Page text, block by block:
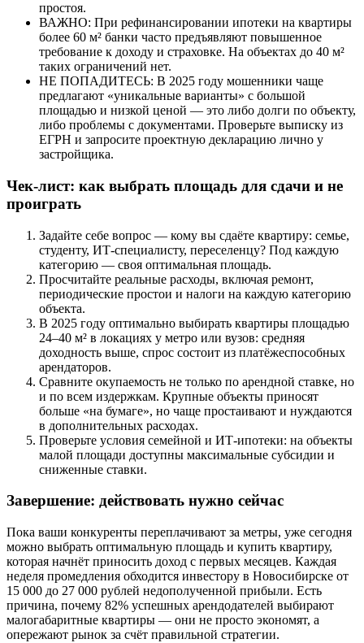
простоя.
ВАЖНО: При рефинансировании ипотеки на квартиры
более 60 м² банки часто предъявляют повышенное
требование к доходу и страховке. На объектах до 40 м²
таких ограничений нет.
НЕ ПОПАДИТЕСЬ: В 2025 году мошенники чаще
предлагают «уникальные варианты» с большой
площадью и низкой ценой — это либо долги по объекту,
либо проблемы с документами. Проверьте выписку из
ЕГРН и запросите проектную декларацию лично у
застройщика.
Чек-лист: как выбрать площадь для сдачи и не
проиграть
Задайте себе вопрос — кому вы сдаёте квартиру: семье,
студенту, ИТ-специалисту, переселенцу? Под каждую
категорию — своя оптимальная площадь.
Просчитайте реальные расходы, включая ремонт,
периодические простои и налоги на каждую категорию
объекта.
В 2025 году оптимально выбирать квартиры площадью
24–40 м² в локациях у метро или вузов: средняя
доходность выше, спрос состоит из платёжеспособных
арендаторов.
Сравните окупаемость не только по арендной ставке, но
и по всем издержкам. Крупные объекты приносят
больше «на бумаге», но чаще простаивают и нуждаются
в дополнительных расходах.
Проверьте условия семейной и ИТ-ипотеки: на объекты
малой площади доступны максимальные субсидии и
сниженные ставки.
Завершение: действовать нужно сейчас
Пока ваши конкуренты переплачивают за метры, уже сегодня
можно выбрать оптимальную площадь и купить квартиру,
которая начнёт приносить доход с первых месяцев. Каждая
неделя промедления обходится инвестору в Новосибирске от
15 000 до 27 000 рублей недополученной прибыли. Есть
причина, почему 82% успешных арендодателей выбирают
малогабаритные квартиры — они не просто экономят, а
опережают рынок за счёт правильной стратегии.